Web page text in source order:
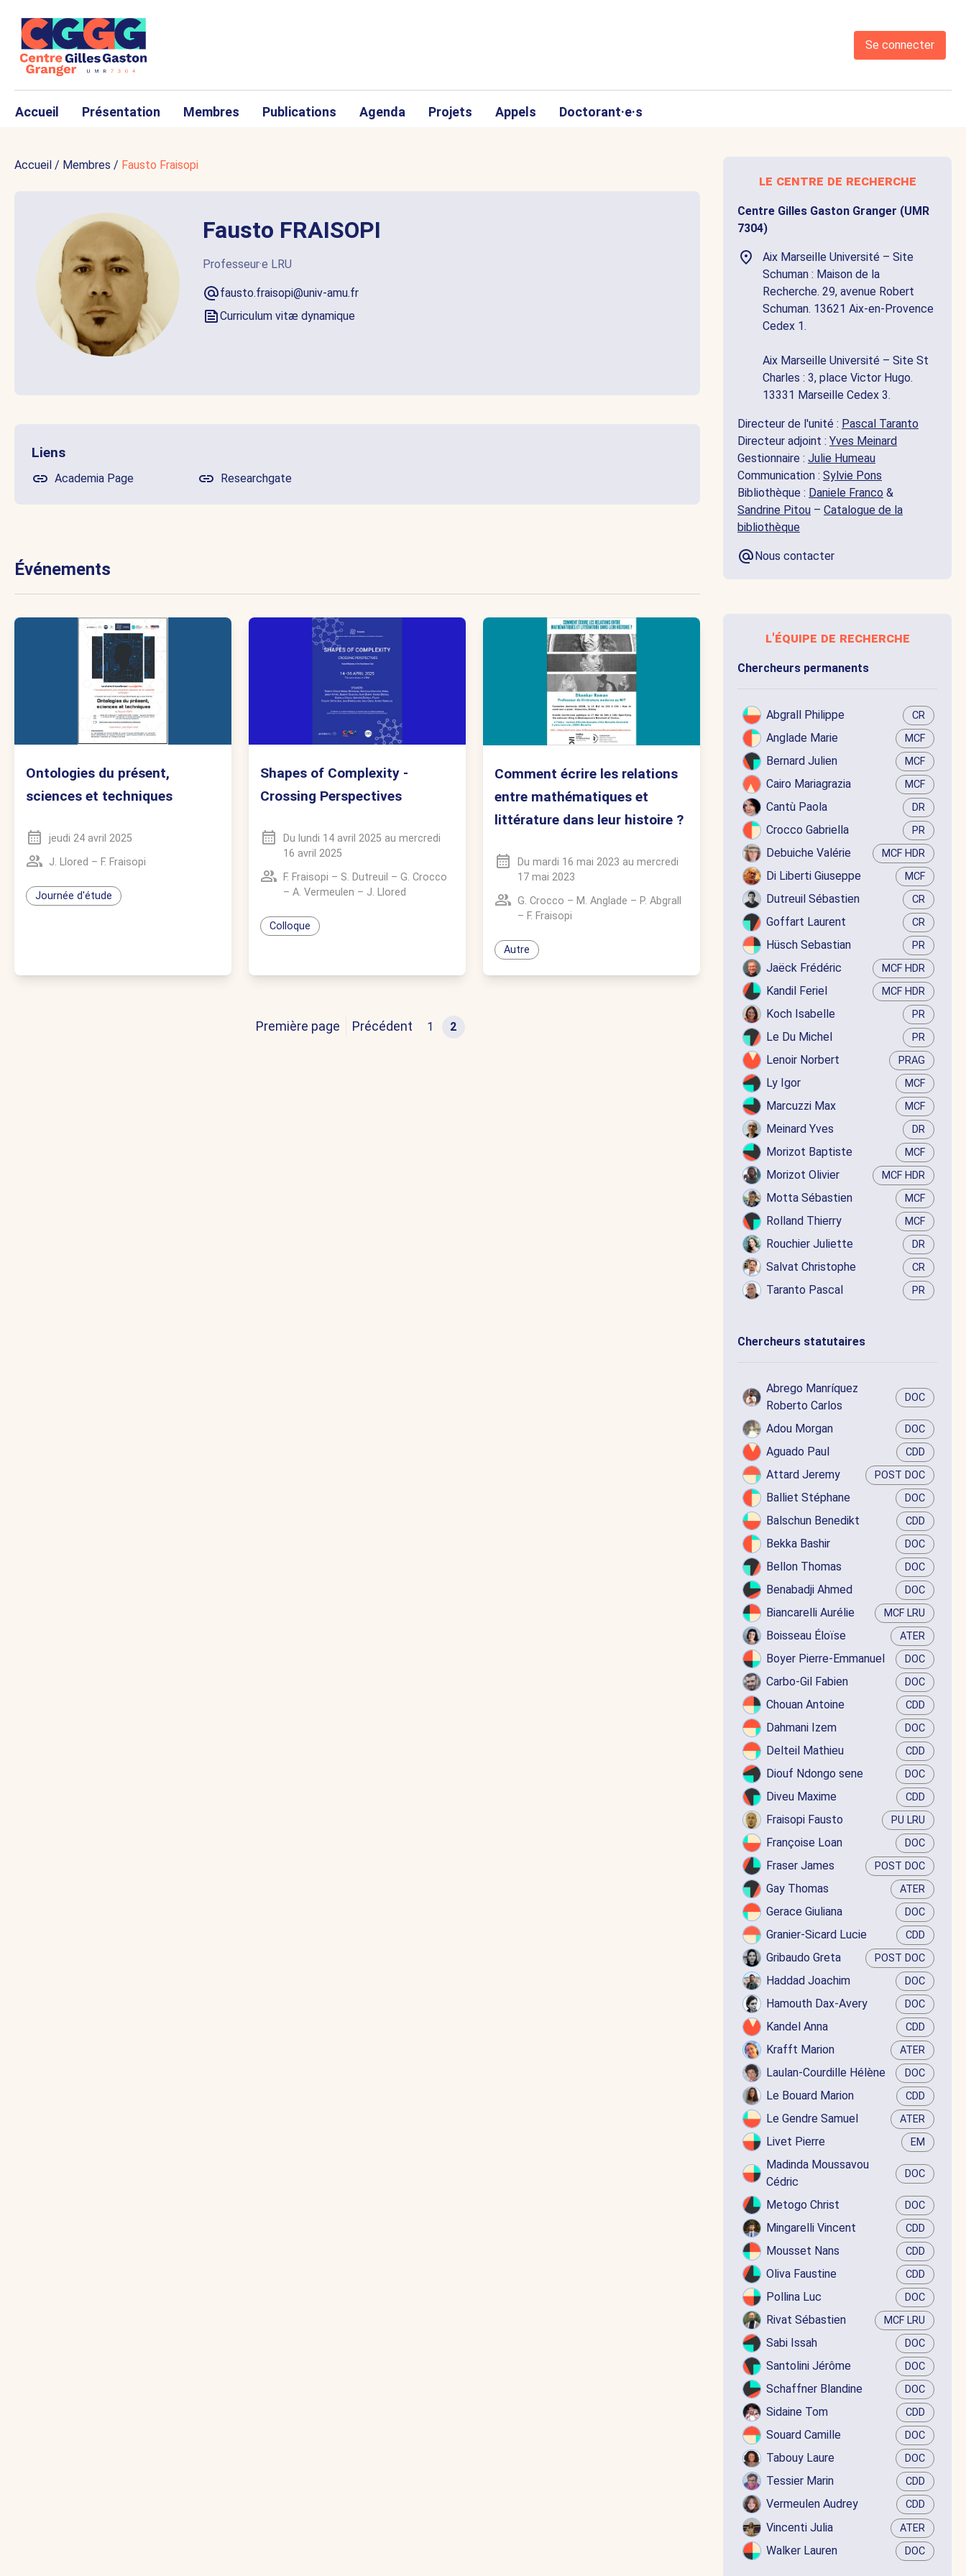
Se connecter
Accueil Présentation Membres Publications Agenda Projets Appels Doctorant·e·s
Accueil / Membres / Fausto Fraisopi
Fausto FRAISOPI
Professeur·e LRU
fausto.fraisopi@univ-amu.fr
Curriculum vitæ dynamique
Liens
Academia Page Researchgate
Événements
Ontologies du présent,
sciences et techniques
jeudi 24 avril 2025
J. Llored – F. Fraisopi
Journée d'étude
Shapes of Complexity -
Crossing Perspectives
Du lundi 14 avril 2025 au mercredi
16 avril 2025
F. Fraisopi – S. Dutreuil – G. Crocco
– A. Vermeulen – J. Llored
Colloque
Comment écrire les relations
entre mathématiques et
littérature dans leur histoire ?
Du mardi 16 mai 2023 au mercredi
17 mai 2023
G. Crocco – M. Anglade – P. Abgrall
– F. Fraisopi
Autre
Première page Précédent 1 2
le centre de recherche
Centre Gilles Gaston Granger (UMR
7304)
Aix Marseille Université – Site
Schuman : Maison de la
Recherche. 29, avenue Robert
Schuman. 13621 Aix-en-Provence
Cedex 1.
Aix Marseille Université – Site St
Charles : 3, place Victor Hugo.
13331 Marseille Cedex 3.
Directeur de l'unité : Pascal Taranto
Directeur adjoint : Yves Meinard
Gestionnaire : Julie Humeau
Communication : Sylvie Pons
Bibliothèque : Daniele Franco &
Sandrine Pitou – Catalogue de la
bibliothèque
Nous contacter
l'équipe de recherche
Chercheurs permanents
Abgrall Philippe CR
Anglade Marie MCF
Bernard Julien MCF
Cairo Mariagrazia MCF
Cantù Paola DR
Crocco Gabriella PR
Debuiche Valérie MCF HDR
Di Liberti Giuseppe MCF
Dutreuil Sébastien CR
Goffart Laurent CR
Hüsch Sebastian PR
Jaëck Frédéric MCF HDR
Kandil Feriel MCF HDR
Koch Isabelle PR
Le Du Michel PR
Lenoir Norbert PRAG
Ly Igor MCF
Marcuzzi Max MCF
Meinard Yves DR
Morizot Baptiste MCF
Morizot Olivier MCF HDR
Motta Sébastien MCF
Rolland Thierry MCF
Rouchier Juliette DR
Salvat Christophe CR
Taranto Pascal PR
Chercheurs statutaires
Abrego Manríquez
Roberto Carlos
DOC
Adou Morgan DOC
Aguado Paul CDD
Attard Jeremy POST DOC
Balliet Stéphane DOC
Balschun Benedikt CDD
Bekka Bashir DOC
Bellon Thomas DOC
Benabadji Ahmed DOC
Biancarelli Aurélie MCF LRU
Boisseau Éloïse ATER
Boyer Pierre-Emmanuel DOC
Carbo-Gil Fabien DOC
Chouan Antoine CDD
Dahmani Izem DOC
Delteil Mathieu CDD
Diouf Ndongo sene DOC
Diveu Maxime CDD
Fraisopi Fausto PU LRU
Françoise Loan DOC
Fraser James POST DOC
Gay Thomas ATER
Gerace Giuliana DOC
Granier-Sicard Lucie CDD
Gribaudo Greta POST DOC
Haddad Joachim DOC
Hamouth Dax-Avery DOC
Kandel Anna CDD
Krafft Marion ATER
Laulan-Courdille Hélène DOC
Le Bouard Marion CDD
Le Gendre Samuel ATER
Livet Pierre EM
Madinda Moussavou
Cédric
DOC
Metogo Christ DOC
Mingarelli Vincent CDD
Mousset Nans CDD
Oliva Faustine CDD
Pollina Luc DOC
Rivat Sébastien MCF LRU
Sabi Issah DOC
Santolini Jérôme DOC
Schaffner Blandine DOC
Sidaine Tom CDD
Souard Camille DOC
Tabouy Laure DOC
Tessier Marin CDD
Vermeulen Audrey CDD
Vincenti Julia ATER
Walker Lauren DOC